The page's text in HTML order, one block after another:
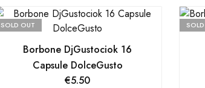
SOLD OUT
Borbone DjGustociok 16
Capsule DolceGusto
€5.50